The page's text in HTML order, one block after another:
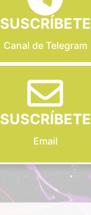
SUSCRÍBETE
Canal de Telegram
SUSCRÍBETE
Email